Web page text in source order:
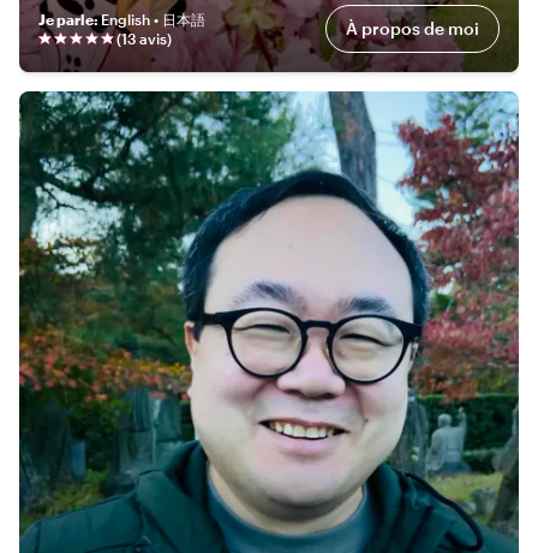
Je parle:English • 日本語
(13 avis) À propos de moi